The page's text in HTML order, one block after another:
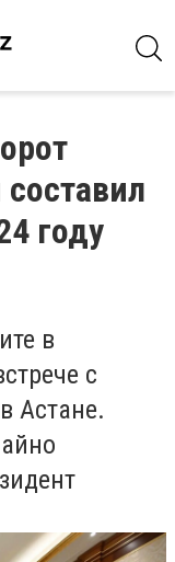
году
в
с
Астане.